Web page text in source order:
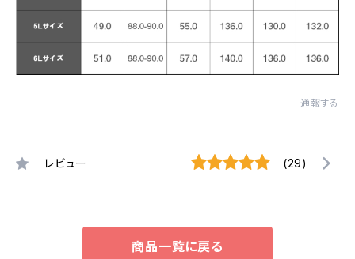
通報する
レビュー (29)
商品一覧に戻る